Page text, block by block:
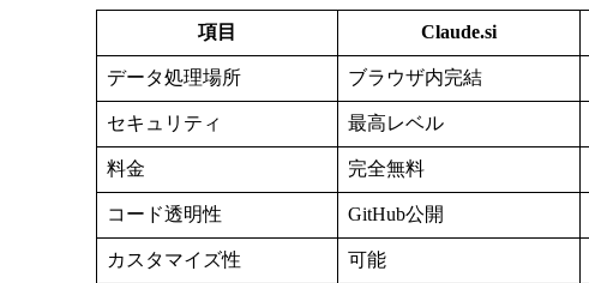
項目 Claude.si
データ処理場所 ブラウザ内完結
セキュリティ 最高レベル
料金 完全無料
コード透明性 GitHub公開
カスタマイズ性 可能